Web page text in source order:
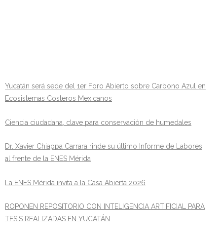
Yucatán será sede del 1er Foro Abierto sobre Carbono Azul en
Ecosistemas Costeros Mexicanos
Ciencia ciudadana, clave para conservación de humedales
Dr. Xavier Chiappa Carrara rinde su último Informe de Labores
al frente de la ENES Mérida
La ENES Mérida invita a la Casa Abierta 2026
ROPONEN REPOSITORIO CON INTELIGENCIA ARTIFICIAL PARA
TESIS REALIZADAS EN YUCATÁN